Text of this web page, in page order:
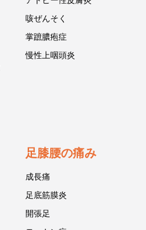
咳ぜんそく
掌蹠膿疱症
慢性上咽頭炎
足膝腰の痛み
成長痛
足底筋膜炎
開張足